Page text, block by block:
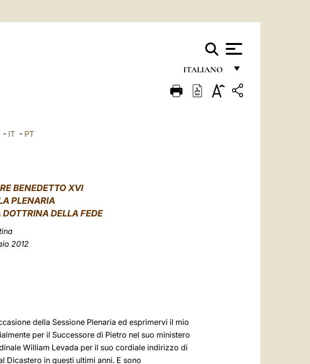
ITALIANO
FRANÇAIS
- IT - PT
BENEDETTO XVI
PLENARIA
DELLA FEDE
2012
della Sessione Plenaria ed esprimervi il mio
per il Successore di Pietro nel suo ministero
William Levada per il suo cordiale indirizzo di
Dicastero in questi ultimi anni. E sono